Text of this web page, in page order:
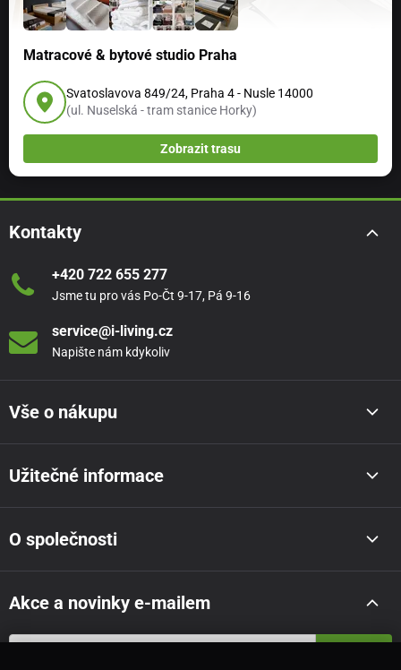
Matracové & bytové studio Praha
Svatoslavova 849/24, Praha 4 - Nusle 14000
(ul. Nuselská - tram stanice Horky)
Zobrazit trasu
Kontakty
+420 722 655 277
Jsme tu pro vás Po-Čt 9-17, Pá 9-16
service@i-living.cz
Napište nám kdykoliv
Vše o nákupu
Užitečné informace
O společnosti
Akce a novinky e-mailem